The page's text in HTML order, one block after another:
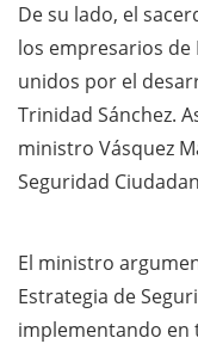
De su lado, el
los empresarios de
unidos por el
Trinidad Sánchez.
ministro Vásquez
Seguridad
El ministro
Estrategia de
implementando en